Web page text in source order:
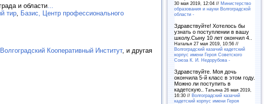
и области...
тир, Базис, Центр профессионального
Волгоградский Кооперативный Институт, и другая
30 мая 2019, 12:04 // Министерство
образования и науки Волгоградской
области -
Здравствуйте! Хотелось бы
узнать о поступлении в вашу
школу.Сыну 10 лет окончил 4..
Наталья 27 мая 2019, 10:56 //
Волгоградский казачий кадетский
корпус имени Героя Советского
Союза К. И. Недорубова -
Здравствуйте. Моя дочь
окончила 5-й класс в этом году.
Можно ли поступить в
кадетскую.. Татьяна 26 мая 2019,
16:30 // Волгоградский казачий
кадетский корпус имени Героя